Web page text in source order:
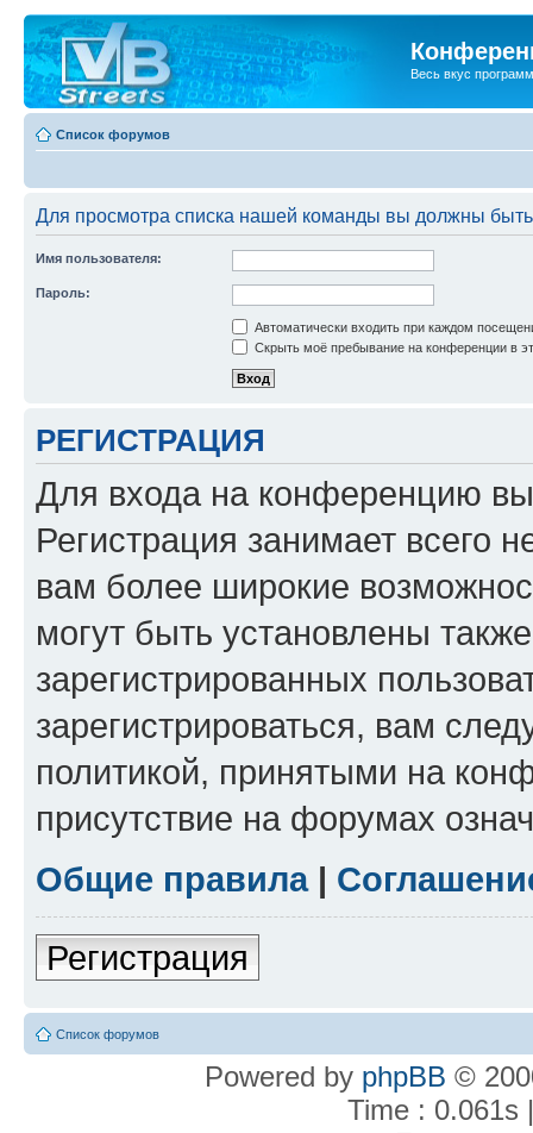
Весь вкус
Список форумов
Для просмотра списка нашей команды вы должны
Имя пользователя:
Пароль:
Автоматически входить при каждом
Скрыть моё пребывание на конференции в
РЕГИСТРАЦИЯ
Для входа на конференцию
Регистрация занимает всего
вам более широкие
могут быть установлены
зарегистрированных
зарегистрироваться, вам
политикой, принятыми на
присутствие на форумах
Общие правила|
Регистрация
Список форумов
Powered by phpBB ©
Time : 0.061s